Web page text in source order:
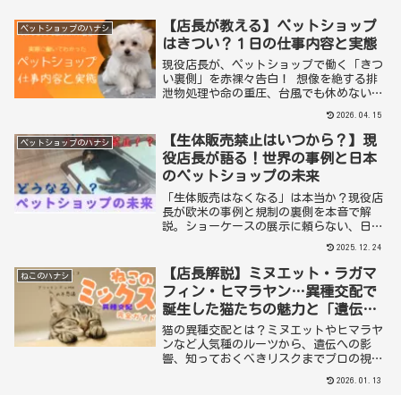
ペットショップのハナシ
【店長が教える】ペットショップ
はきつい？１日の仕事内容と実態
現役店長が、ペットショップで働く「きつ
い裏側」を赤裸々告白！ 想像を絶する排
泄物処理や命の重圧、台風でも休めないリ
物が好き！という人が知っておくべき仕事
内容と、向いている人の性格も教えます。
2026.04.15
ペットショップのハナシ
【生体販売禁止はいつから？】現
役店長が語る！世界の事例と日本
のペットショップの未来
「生体販売はなくなる」は本当か？現役店
長が欧米の事例と規制の裏側を本音で解
説。ショーケースの展示に頼らない、日本
のペットショップが生き残るための「進化
する未来」を具体的に提言します。
2025.12.24
ねこのハナシ
【店長解説】ミヌエット・ラガマ
フィン・ヒマラヤン…異種交配で
誕生した猫たちの魅力と「遺伝の
真実」
猫の異種交配とは？ミヌエットやヒマラヤ
ンなど人気種のルーツから、遺伝への影
響、知っておくべきリスクまでプロの視点
もちろん、今飼っている愛猫の「遺伝の真
2026.01.13